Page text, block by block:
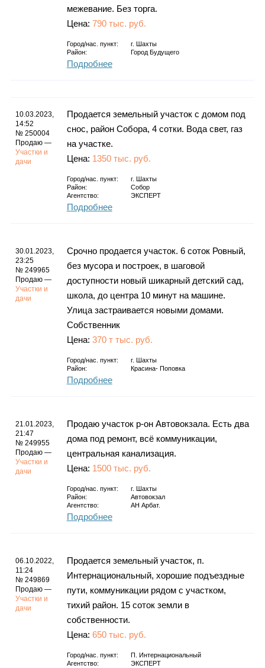
межевание. Без торга.
Цена: 790 тыс. руб.
Город/нас. пункт: г.
Шахты
Район:
Город Будущего
Подробнее
10.03.2023,
14:52
№ 250004
Продаю —
Участки и
дачи
Продается земельный участок с домом под
снос, район Собора, 4 сотки. Вода свет, газ
на участке.
Цена: 1350 тыс. руб.
Город/нас. пункт: г.
Шахты
Район:
Собор
Агентство:
ЭКСПЕРТ
Подробнее
30.01.2023,
23:25
№ 249965
Продаю —
Участки и
дачи
Срочно продается участок. 6 соток Ровный,
без мусора и построек, в шаговой
доступности новый шикарный детский сад,
школа, до центра 10 минут на машине.
Улица застраивается новыми домами.
Собственник
Цена: 370 т тыс. руб.
Город/нас. пункт: г.
Шахты
Район:
Красина- Поповка
Подробнее
21.01.2023,
21:47
№ 249955
Продаю —
Участки и
дачи
Продаю участок р-он Автовокзала. Есть два
дома под ремонт, всё коммуникации,
центральная канализация.
Цена: 1500 тыс. руб.
Город/нас. пункт: г.
Шахты
Район:
Автовокзал
Агентство:
АН Арбат.
Подробнее
06.10.2022,
11:24
№ 249869
Продаю —
Участки и
дачи
Продается земельный участок, п.
Интернациональный, хорошие подъездные
пути, коммуникации рядом с участком,
тихий район. 15 соток земли в
собственности.
Цена: 650 тыс. руб.
Город/нас. пункт:
П. Интернациональный
Агентство:
ЭКСПЕРТ